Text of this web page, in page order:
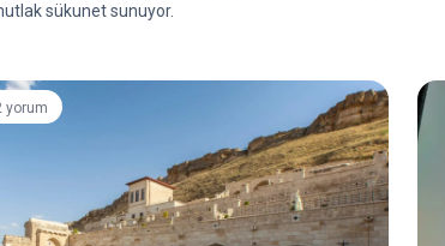
sükunet sunuyor.
yorum